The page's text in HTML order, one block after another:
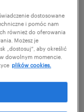
(m/k/n)
dostosowane
i pomóc nam
również do oferowania
Możesz je
„dostosuj”, aby określić
dowolnym momencie.
plików cookies.